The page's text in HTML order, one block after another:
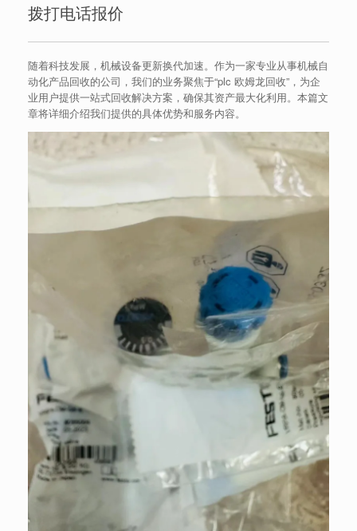
拨打电话报价
随着科技发展，机械设备更新换代加速。作为一家专业从事机械自
动化产品回收的公司，我们的业务聚焦于“plc 欧姆龙回收”，为企
业用户提供一站式回收解决方案，确保其资产最大化利用。本篇文
章将详细介绍我们提供的具体优势和服务内容。